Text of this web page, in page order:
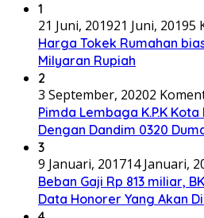
1
21 Juni, 201921 Juni, 20195
Harga Tokek Rumahan
Milyaran Rupiah
2
3 September, 20202
Pimda Lembaga K.P.K
Dengan Dandim 0320
3
9 Januari, 201714 Januari,
Beban Gaji Rp 813 miliar,
Data Honorer Yang Akan